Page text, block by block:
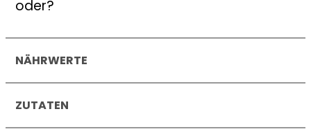
oder?
NÄHRWERTE
Durchschnittliche Nährwerte je
ZUTATEN